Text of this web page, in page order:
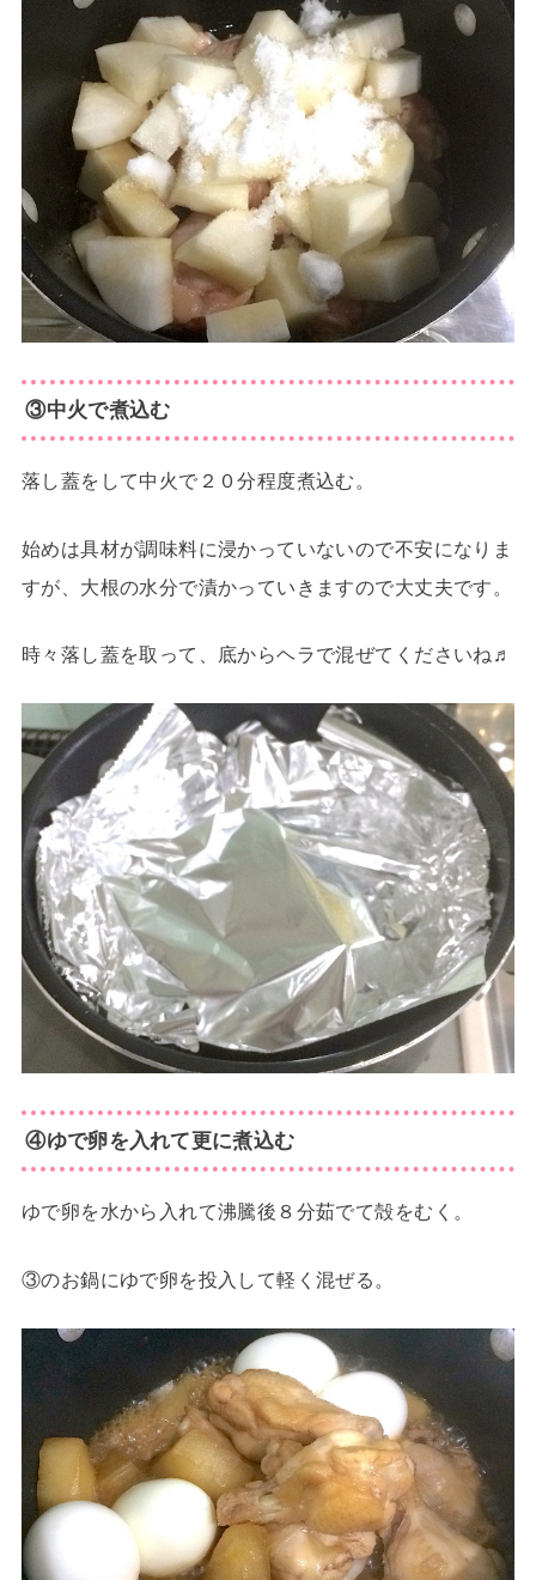
③中火で煮込む
落し蓋をして中火で２０分程度煮込む。
始めは具材が調味料に浸かっていないので不安になりま
すが、大根の水分で漬かっていきますので大丈夫です。
時々落し蓋を取って、底からヘラで混ぜてくださいね♬
④ゆで卵を入れて更に煮込む
ゆで卵を水から入れて沸騰後８分茹でて殻をむく。
③のお鍋にゆで卵を投入して軽く混ぜる。